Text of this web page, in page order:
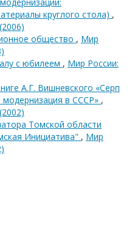
круглого стола) ,
общество , Мир
с юбилеем , Мир России:
А.Г. Вишневского «Серп
модернизация в СССР» ,
Томской области
Инициатива" , Мир